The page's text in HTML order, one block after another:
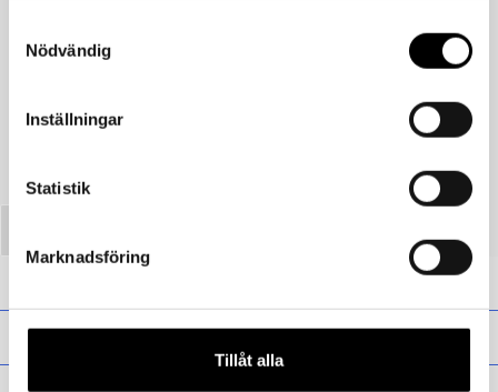
Nödvändig
Inställningar
Statistik
Marknadsföring
Tillåt alla